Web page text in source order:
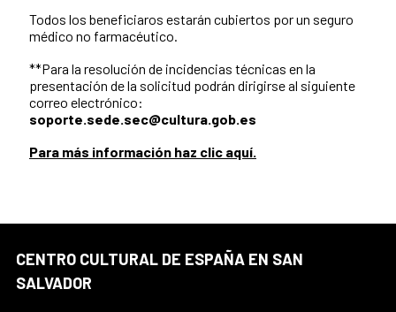
Todos los beneficiaros estarán cubiertos por un seguro
médico no farmacéutico.
**Para la resolución de incidencias técnicas en la
presentación de la solicitud podrán dirigirse al siguiente
correo electrónico:
soporte.sede.sec@cultura.gob.es
Para más información haz clic aquí.
CENTRO CULTURAL DE ESPAÑA EN SAN
SALVADOR